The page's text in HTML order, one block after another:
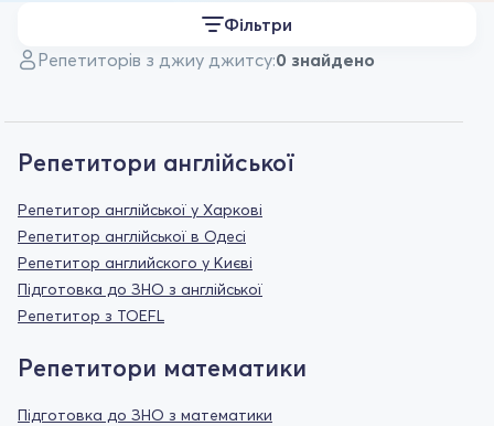
Репетиторів з джиу джитсу:0 знайдено
Фільтри
Репетитори англійської
Репетитор англійської у Харкові
Репетитор англійської в Одесі
Репетитор английского у Києві
Підготовка до ЗНО з англійської
Репетитор з TOEFL
Репетитори математики
Підготовка до ЗНО з математики